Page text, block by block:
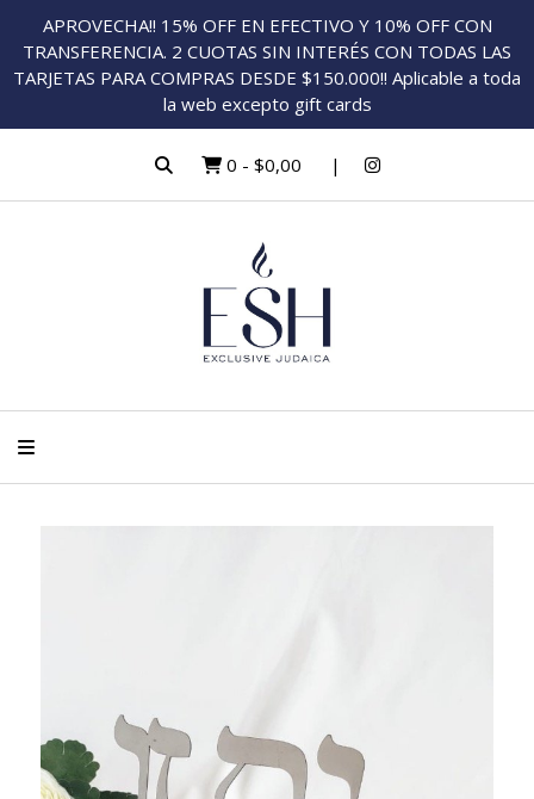
APROVECHA!! 15% OFF EN EFECTIVO Y 10% OFF CON
TRANSFERENCIA. 2 CUOTAS SIN INTERÉS CON TODAS LAS
TARJETAS PARA COMPRAS DESDE $150.000!! Aplicable a toda
la web excepto gift cards
0 - $0,00